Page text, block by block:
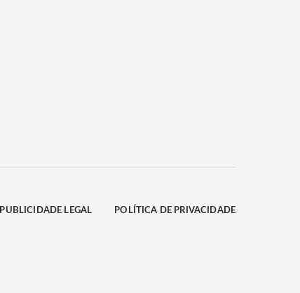
PUBLICIDADE LEGAL POLÍTICA DE PRIVACIDADE